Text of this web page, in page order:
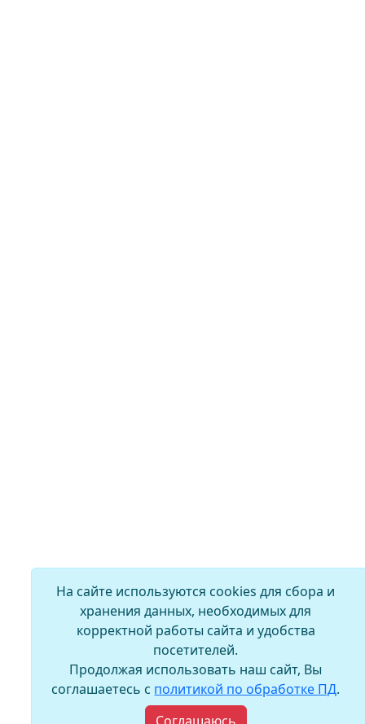
На сайте используются cookies для сбора и
хранения данных, необходимых для
корректной работы сайта и удобства
посетителей.
Продолжая использовать наш сайт, Вы
соглашаетесь с политикой по обработке ПД.